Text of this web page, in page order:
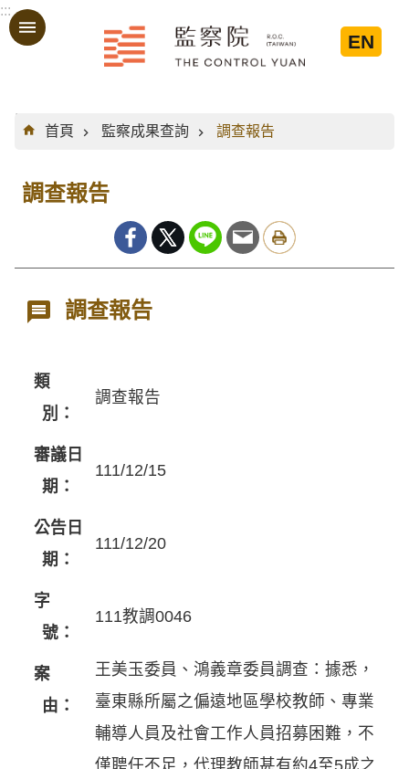
跳到主要內容區塊
:::
EN
:::
首頁
監察成果查詢 調查報告
調查報告
調查報告
類
別：
調查報告
審議日
期：
111/12/15
公告日
期：
111/12/20
字
號：
111教調0046
案
由：
王美玉委員、鴻義章委員調查：據悉，
臺東縣所屬之偏遠地區學校教師、專業
輔導人員及社會工作人員招募困難，不
僅聘任不足，代理教師甚有約4至5成之